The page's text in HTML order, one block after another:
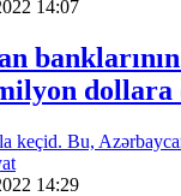
14:07
dollara
14:29